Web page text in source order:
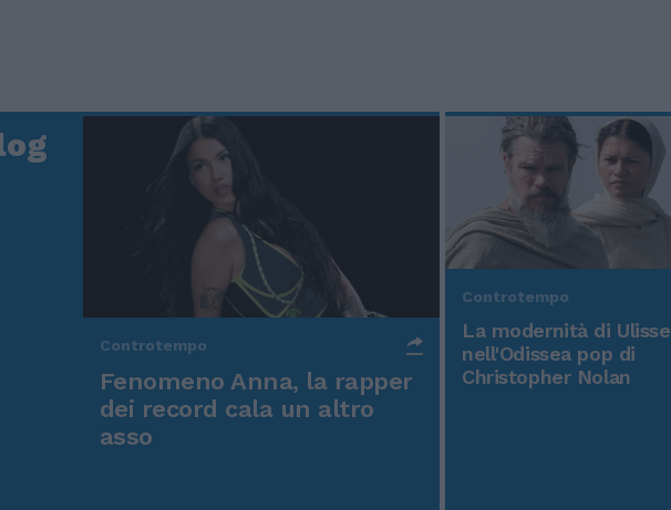
Controtempo
Fenomeno Anna, la rapper
dei record cala un altro
asso
Controtempo
La modernità di Ulisse
nell'Odissea pop di
Christopher Nolan